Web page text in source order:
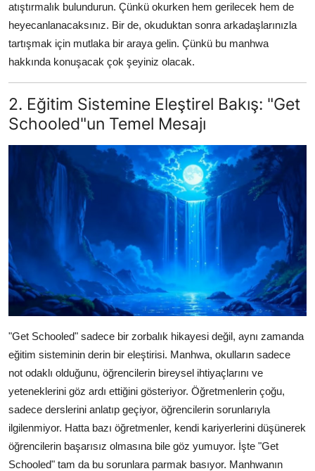
atıştırmalık bulundurun. Çünkü okurken hem gerilecek hem de
heyecanlanacaksınız. Bir de, okuduktan sonra arkadaşlarınızla
tartışmak için mutlaka bir araya gelin. Çünkü bu manhwa
hakkında konuşacak çok şeyiniz olacak.
2. Eğitim Sistemine Eleştirel Bakış: "Get
Schooled"un Temel Mesajı
"Get Schooled" sadece bir zorbalık hikayesi değil, aynı zamanda
eğitim sisteminin derin bir eleştirisi. Manhwa, okulların sadece
not odaklı olduğunu, öğrencilerin bireysel ihtiyaçlarını ve
yeteneklerini göz ardı ettiğini gösteriyor. Öğretmenlerin çoğu,
sadece derslerini anlatıp geçiyor, öğrencilerin sorunlarıyla
ilgilenmiyor. Hatta bazı öğretmenler, kendi kariyerlerini düşünerek
öğrencilerin başarısız olmasına bile göz yumuyor. İşte "Get
Schooled" tam da bu sorunlara parmak basıyor. Manhwanın